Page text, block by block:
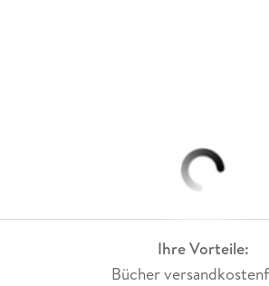
Ihre Vorteile:
Bücher